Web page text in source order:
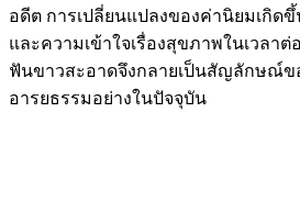
และความเข้าใจเรื่องสุขภาพในเวลา
ฟันขาวสะอาดจึงกลายเป็นสัญลักษณ์
อารยธรรมอย่างในปัจจุบัน